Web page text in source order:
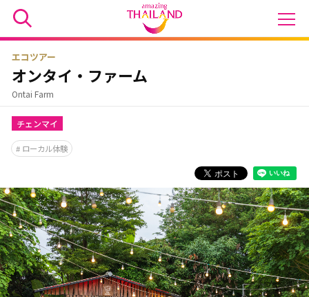
エコツアー
オンタイ・ファーム
Ontai Farm
チェンマイ
ローカル体験